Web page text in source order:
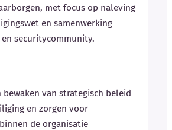
met focus op naleving
en samenwerking
securitycommunity.
van strategisch beleid
en zorgen voor
de organisatie